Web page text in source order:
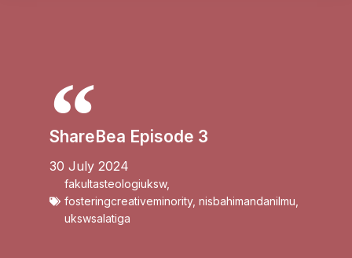
ShareBea Episode 3
30 July 2024
fakultasteologiuksw,
fosteringcreativeminority, nisbahimandanilmu
ukswsalatiga